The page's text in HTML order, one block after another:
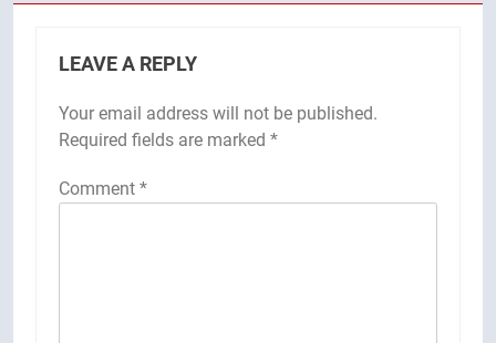
LEAVE A REPLY
Your email address will not be published.
Required fields are marked *
Comment *